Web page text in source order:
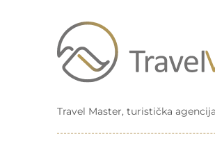
Travel Master, turistička